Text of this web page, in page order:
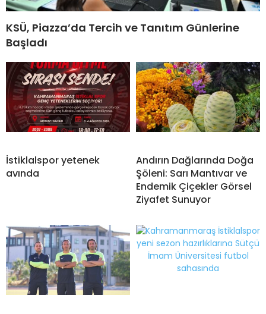
KSÜ, Piazza’da Tercih ve Tanıtım Günlerine
Başladı
İstiklalspor yetenek
avında
Andırın Dağlarında Doğa
Şöleni: Sarı Mantıvar ve
Endemik Çiçekler Görsel
Ziyafet Sunuyor